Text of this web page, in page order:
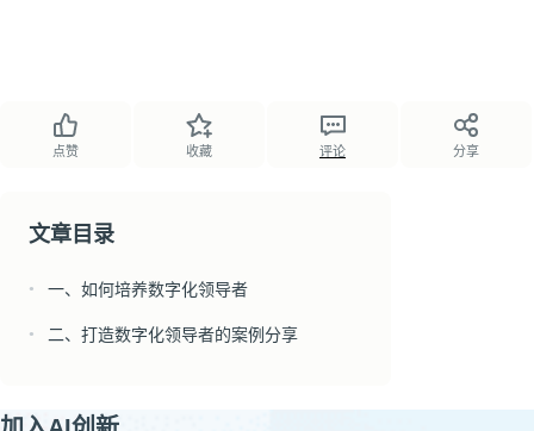
点赞 收藏 评论 分享
文章目录
● 一、如何培养数字化领导者
● 二、打造数字化领导者的案例分享